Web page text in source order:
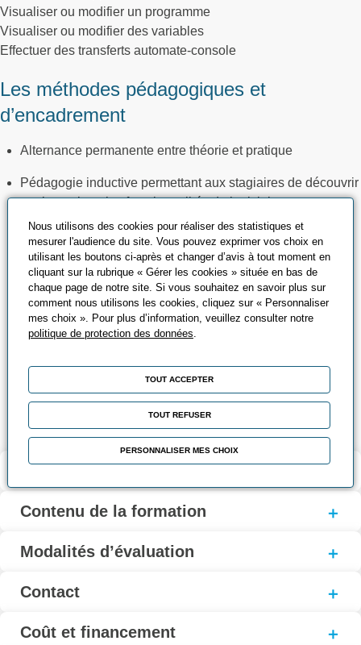
Visualiser ou modifier un programme
Visualiser ou modifier des variables
Effectuer des transferts automate-console
Les méthodes pédagogiques et
d’encadrement
Alternance permanente entre théorie et pratique
Pédagogie inductive permettant aux stagiaires de découvrir
par la pratique les fonctionnalités du logiciel.
Nombreux exercices et travaux pratiques réalisés
simultanément sur des équipements industriels utilisés à
des fins pédagogiques
Mise à disposition d’un banc complet de matériel
pédagogique et industriel comprenant :
Une console de programmation
Un simulateur
Contenu de la formation
Modalités d’évaluation
Contact
Coût et financement
Nous utilisons des cookies pour réaliser des statistiques et
mesurer l'audience du site. Vous pouvez exprimer vos choix en
utilisant les boutons ci-après et changer d’avis à tout moment en
cliquant sur la rubrique « Gérer les cookies » située en bas de
chaque page de notre site. Si vous souhaitez en savoir plus sur
comment nous utilisons les cookies, cliquez sur « Personnaliser
mes choix ». Pour plus d’information, veuillez consulter notre
politique de protection des données
TOUT ACCEPTER
TOUT REFUSER
PERSONNALISER MES CHOIX